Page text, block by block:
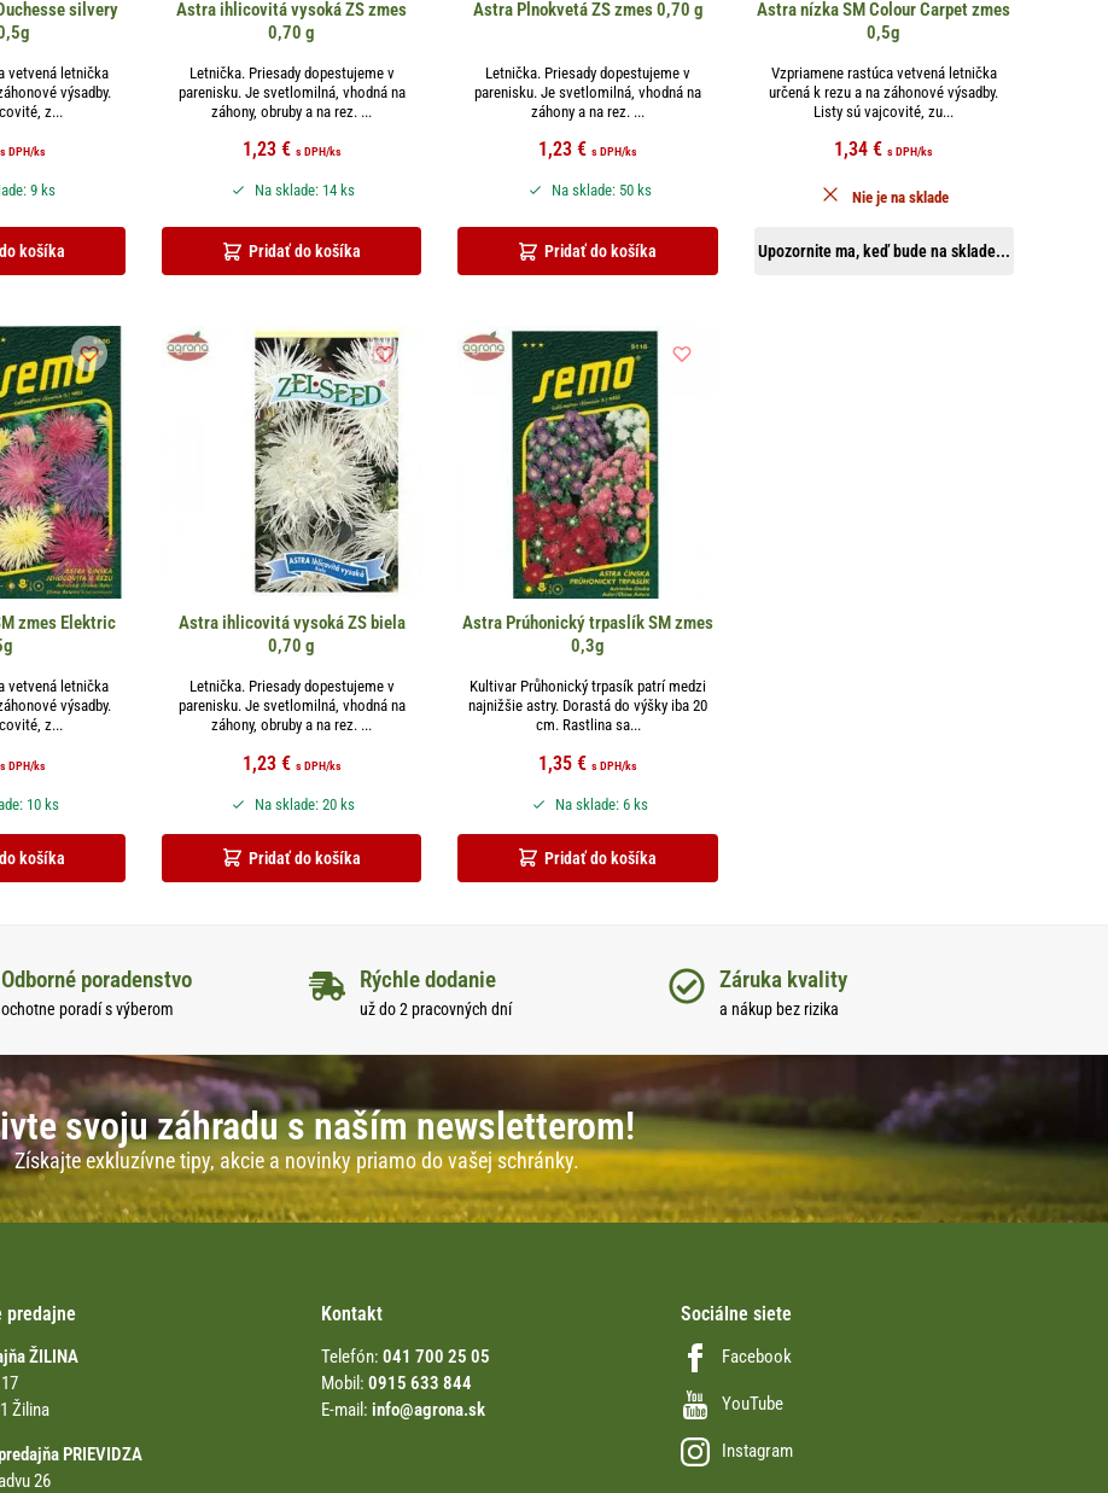
silvery
vetvená letnička
výsadby.
z...
s DPH/ks
košíka
9 ks
Astra ihlicovitá vysoká ZS zmes
0,70 g
Letnička. Priesady dopestujeme v
parenisku. Je svetlomilná, vhodná na
záhony, obruby a na rez. ...
1,23 € s DPH/ks
Pridať do košíka
Na sklade: 14 ks
Astra Plnokvetá ZS zmes 0,70 g
Letnička. Priesady dopestujeme v
parenisku. Je svetlomilná, vhodná na
záhony a na rez. ...
1,23 € s DPH/ks
Pridať do košíka
Na sklade: 50 ks
Astra nízka SM Colour Carpet zmes
0,5g
Vzpriamene rastúca vetvená letnička
určená k rezu a na záhonové výsadby.
Listy sú vajcovité, zu...
1,34€ s DPH/ks
Upozornite ma, keď bude na sklade...
Nie je na sklade
zmes Elektric
vetvená letnička
výsadby.
z...
s DPH/ks
košíka
10 ks
Astra ihlicovitá vysoká ZS biela
0,70 g
Letnička. Priesady dopestujeme v
parenisku. Je svetlomilná, vhodná na
záhony, obruby a na rez. ...
1,23 € s DPH/ks
Pridať do košíka
Na sklade: 20 ks
Astra Prúhonický trpaslík SM zmes
0,3g
Kultivar Průhonický trpasík patrí medzi
najnižšie astry. Dorastá do výšky iba 20
cm. Rastlina sa...
1,35 € s DPH/ks
Pridať do košíka
Na sklade: 6 ks
Odborné poradenstvo
ochotne poradí s výberom
Rýchle dodanie
už do 2 pracovných dní
Záruka kvality
a nákup bez rizika
svoju záhradu s naším newsletterom!
Získajte exkluzívne tipy, akcie a novinky priamo do vašej schránky.
predajne
ŽILINA
Žilina
PRIEVIDZA
26
Kontakt
Telefón: 041 700 25 05
Mobil: 0915 633 844
E-mail: info@agrona.sk
Sociálne siete
Facebook
YouTube
Instagram